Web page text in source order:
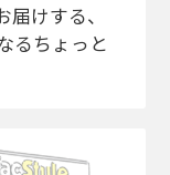
けする、
るちょっと